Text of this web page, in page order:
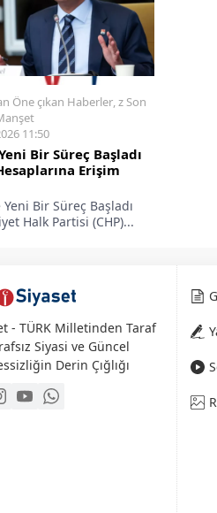
Öne çıkan Haberler,z Son
11:50
Yeni Bir Süreç Başladı
Erişim
Yeni Bir Süreç Başladı
Halk Partisi (CHP)...
- TÜRK Milletinden Taraf
Siyasi ve Güncel
Derin Çığlığı